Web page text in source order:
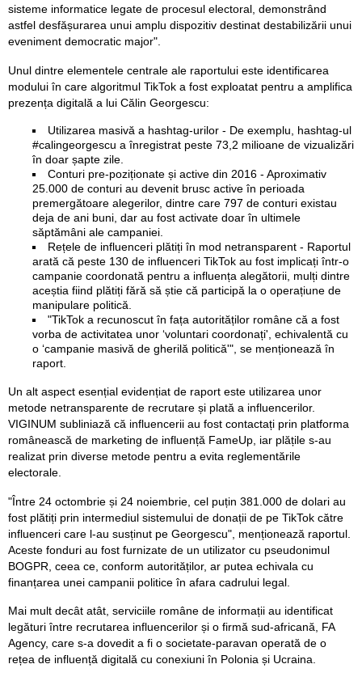
sisteme informatice legate de procesul electoral, demonstrând
astfel desfășurarea unui amplu dispozitiv destinat destabilizării unui
eveniment democratic major".
Unul dintre elementele centrale ale raportului este identificarea
modului în care algoritmul TikTok a fost exploatat pentru a amplifica
prezența digitală a lui Călin Georgescu:
Utilizarea masivă a hashtag-urilor - De exemplu, hashtag-ul
#calingeorgescu a înregistrat peste 73,2 milioane de vizualizări
în doar șapte zile.
Conturi pre-poziționate și active din 2016 - Aproximativ
25.000 de conturi au devenit brusc active în perioada
premergătoare alegerilor, dintre care 797 de conturi existau
deja de ani buni, dar au fost activate doar în ultimele
săptămâni ale campaniei.
Rețele de influenceri plătiți în mod netransparent - Raportul
arată că peste 130 de influenceri TikTok au fost implicați într-o
campanie coordonată pentru a influența alegătorii, mulți dintre
aceștia fiind plătiți fără să știe că participă la o operațiune de
manipulare politică.
"TikTok a recunoscut în fața autorităților române că a fost
vorba de activitatea unor ‘voluntari coordonați', echivalentă cu
o ‘campanie masivă de gherilă politică'", se menționează în
raport.
Un alt aspect esențial evidențiat de raport este utilizarea unor
metode netransparente de recrutare și plată a influencerilor.
VIGINUM subliniază că influencerii au fost contactați prin platforma
românească de marketing de influență FameUp, iar plățile s-au
realizat prin diverse metode pentru a evita reglementările
electorale.
"Între 24 octombrie și 24 noiembrie, cel puțin 381.000 de dolari au
fost plătiți prin intermediul sistemului de donații de pe TikTok către
influenceri care l-au susținut pe Georgescu", menționează raportul.
Aceste fonduri au fost furnizate de un utilizator cu pseudonimul
BOGPR, ceea ce, conform autorităților, ar putea echivala cu
finanțarea unei campanii politice în afara cadrului legal.
Mai mult decât atât, serviciile române de informații au identificat
legături între recrutarea influencerilor și o firmă sud-africană, FA
Agency, care s-a dovedit a fi o societate-paravan operată de o
rețea de influență digitală cu conexiuni în Polonia și Ucraina.